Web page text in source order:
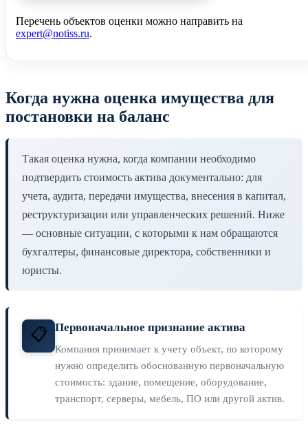
Перечень объектов оценки можно направить на
expert@notiss.ru.
Когда нужна оценка имущества для
постановки на баланс
Такая оценка нужна, когда компании необходимо
подтвердить стоимость актива документально: для
учета, аудита, передачи имущества, внесения в капитал,
реструктуризации или управленческих решений. Ниже
— основные ситуации, с которыми к нам обращаются
бухгалтеры, финансовые директора, собственники и
юристы.
📋 Первоначальное признание актива
Компания принимает к учету объект, по которому
нужно определить обоснованную первоначальную
стоимость: здание, помещение, оборудование,
транспорт, серверы, мебель, ПО или другой актив.